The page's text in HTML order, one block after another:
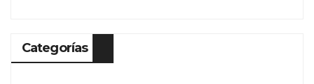
Categorías